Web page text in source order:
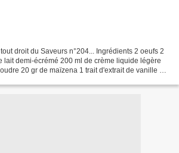
droit du Saveurs n°204... Ingrédients 2 oeufs 2
lait demi-écrémé 200 ml de crème liquide légère
20 gr de maïzena 1 trait d'extrait de vanille 1